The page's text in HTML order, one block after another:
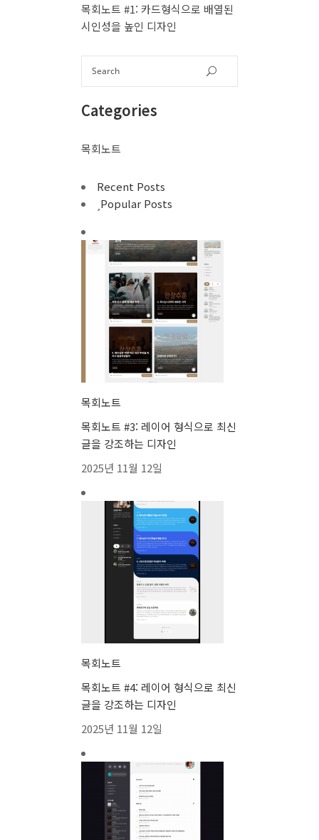
목회노트 #1: 카드형식으로 배열된
시인성을 높인 디자인
Categories
목회노트
Recent Posts
Popular Posts
목회노트
목회노트 #3: 레이어 형식으로 최신
글을 강조하는 디자인
2025년 11월 12일
목회노트
목회노트 #4: 레이어 형식으로 최신
글을 강조하는 디자인
2025년 11월 12일